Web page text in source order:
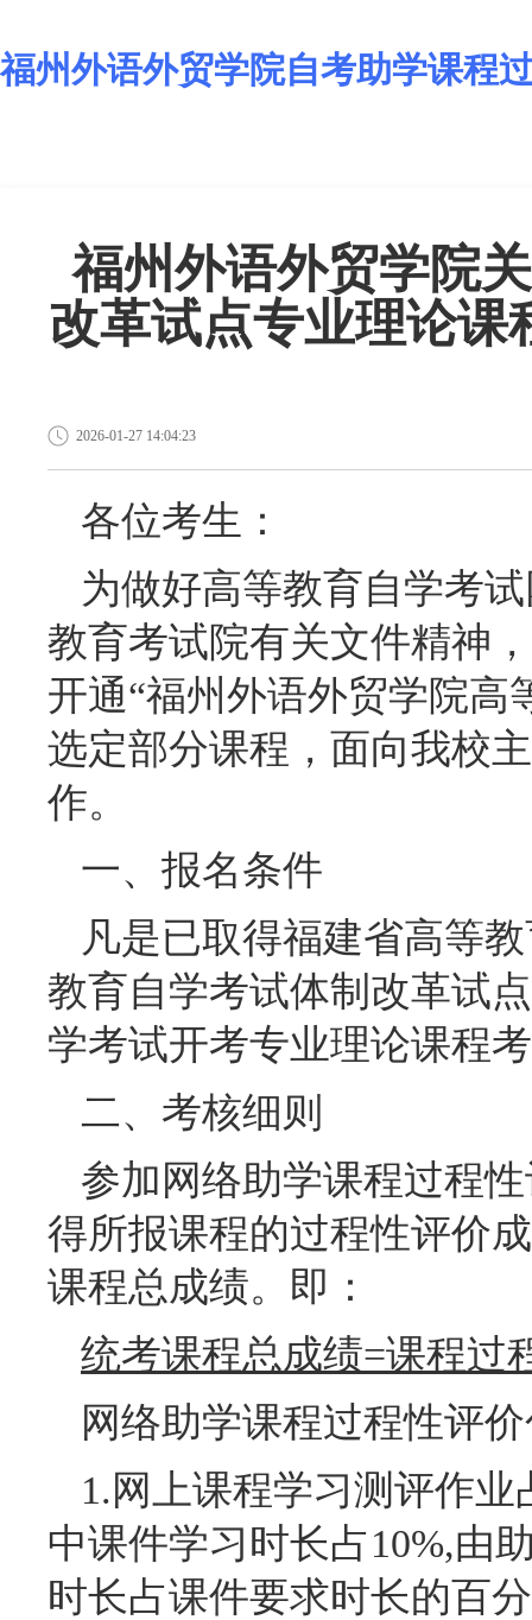
福州外语外贸学院自考助学课程
福州外语外贸学院
改革试点专业理论课
2026-01-27 14:04:23
各位考生：
为做好高等教育自学考
教育考试院有关文件精神
开通“福州外语外贸学院高
选定部分课程，面向我校
作。
一、报名条件
凡是已取得福建省高等
教育自学考试体制改革试
学考试开考专业理论课程
二、考核细则
参加网络助学课程过程
得所报课程的过程性评价
课程总成绩。即：
统考课程总成绩=课程过
网络助学课程过程性评
1.网上课程学习测评作
中课件学习时长占10%,由
时长占课件要求时长的百